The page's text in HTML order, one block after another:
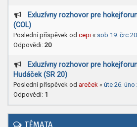
Exluzívny rozhovor pre
(COL)
Poslední příspěvek od cepi « sob 19. črc
Odpovědi: 20
Exluzívny rozhovor pre
Hudáček (SR 20)
Poslední příspěvek od areček « úte 26. úno
Odpovědi: 1
TÉMATA